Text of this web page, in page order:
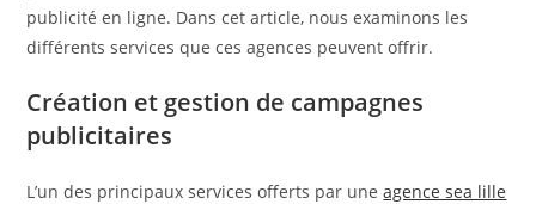
publicité en ligne. Dans cet article, nous examinons les
différents services que ces agences peuvent offrir.
Création et gestion de campagnes
publicitaires
L’un des principaux services offerts par uneagence sea lille